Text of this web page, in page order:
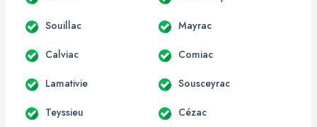
Souillac Mayrac
Calviac Comiac
Lamativie Sousceyrac
Teyssieu Cézac